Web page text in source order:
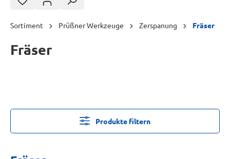
Sortiment Prüßner Werkzeuge Zerspanung Fräser
Fräser
Produkte filtern